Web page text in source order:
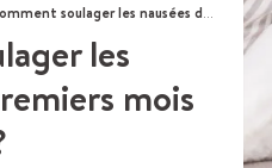
soulager les nausées des premiers mois de grossesse ?
les
mois